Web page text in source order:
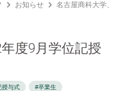
お知らせ 名古屋商科大学、
度9月学位記授
授与式 #卒業生